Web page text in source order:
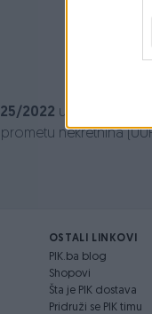
25/2022 upisan u
nekretnina
OSTALI LINKOVI
PIK.ba blog
Shopovi
Šta je PIK dostava
Pridruži se PIK timu